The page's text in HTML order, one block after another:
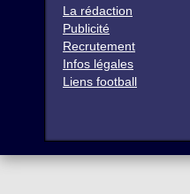
La rédaction
Publicité
Recrutement
Infos légales
Liens football